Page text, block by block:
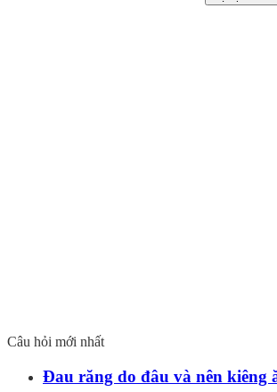
Câu hỏi mới nhất
Đau răng do đâu và nên kiêng